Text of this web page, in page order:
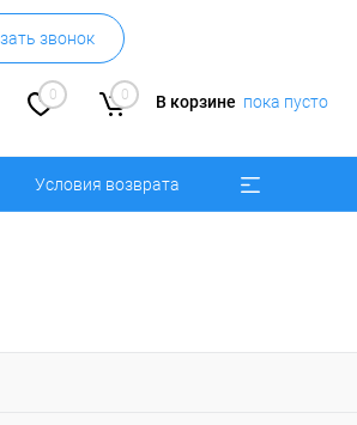
звонок
0 0 В корзине пока пусто
Условия возврата